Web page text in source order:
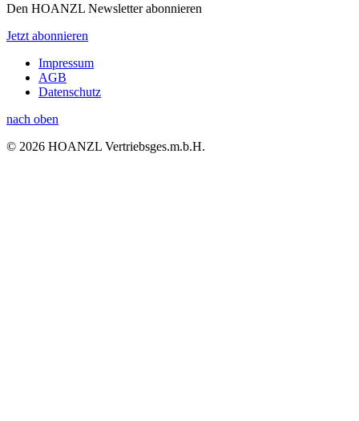
Den HOANZL Newsletter abonnieren
Jetzt abonnieren
Impressum
AGB
Datenschutz
nach oben
© 2026 HOANZL Vertriebsges.m.b.H.